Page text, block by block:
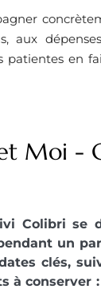
aux
patientes en
Moi -
Colibri se
un
clés,
à